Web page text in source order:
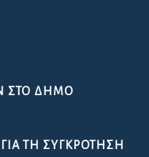
ΣΤΟ ΔΉΜΟ
ΤΗ ΣΥΓΚΡΌΤΗΣΗ